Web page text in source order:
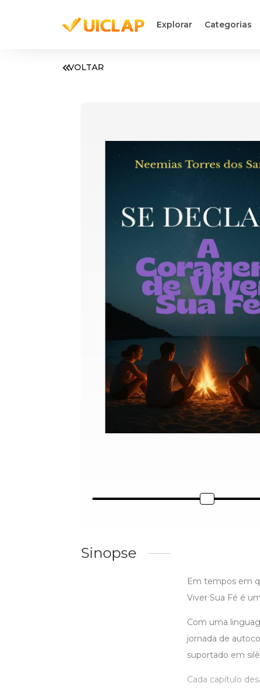
Explorar Categorias
VOLTAR
Sinopse
Em tempos em
Viver Sua Fé é
Com uma
jornada de
suportado em
Cada capítulo